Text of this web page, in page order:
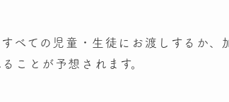
べての児童・生徒にお渡しするか、
ことが予想されます。